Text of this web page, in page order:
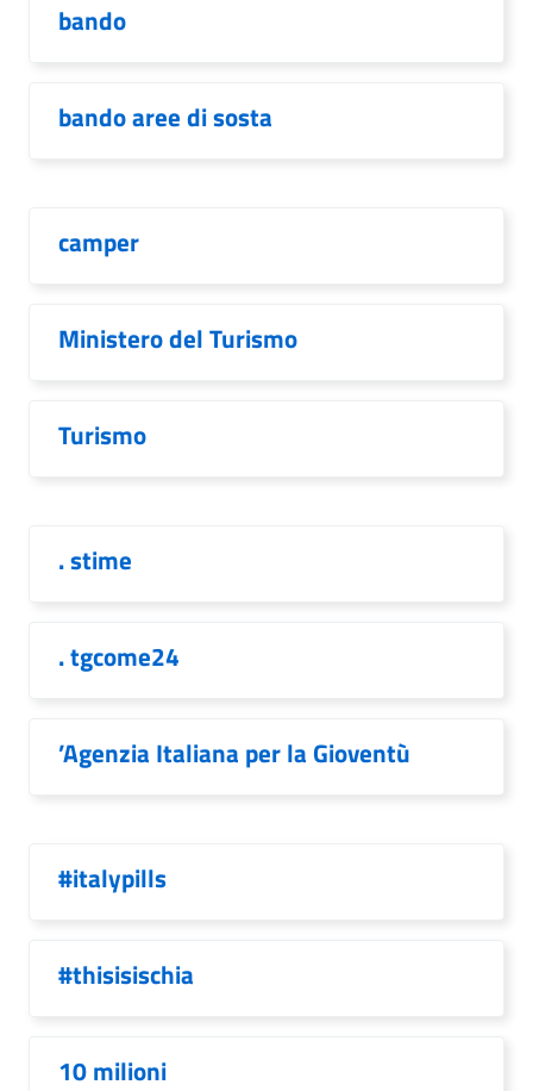
bando
bando aree di sosta
camper
Ministero del Turismo
Turismo
. stime
. tgcome24
’Agenzia Italiana per la Gioventù
#italypills
#thisisischia
10 milioni